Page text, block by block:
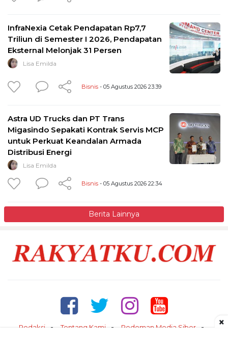
InfraNexia Cetak Pendapatan Rp7,7
Triliun di Semester I 2026, Pendapatan
Eksternal Melonjak 31 Persen
Lisa Emilda
Bisnis - 05 Agustus 2026 23:39
Astra UD Trucks dan PT Trans
Migasindo Sepakati Kontrak Servis MCP
untuk Perkuat Keandalan Armada
Distribusi Energi
Lisa Emilda
Bisnis - 05 Agustus 2026 22:34
Berita Lainnya
Redaksi Tentang Kami
Pedoman Media Siber
×